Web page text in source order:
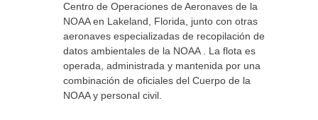
Centro de Operaciones de Aeronaves de la
NOAA en Lakeland, Florida, junto con otras
aeronaves especializadas de recopilación de
datos ambientales de la NOAA . La flota es
operada, administrada y mantenida por una
combinación de oficiales del Cuerpo de la
NOAA y personal civil.